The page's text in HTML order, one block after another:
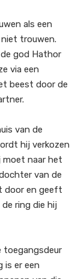
als een
trouwen.
god Hathor
via een
beest door de
van de
hij verkozen
moet naar het
van de
door en geeft
ring die hij
toegangsdeur
is er een